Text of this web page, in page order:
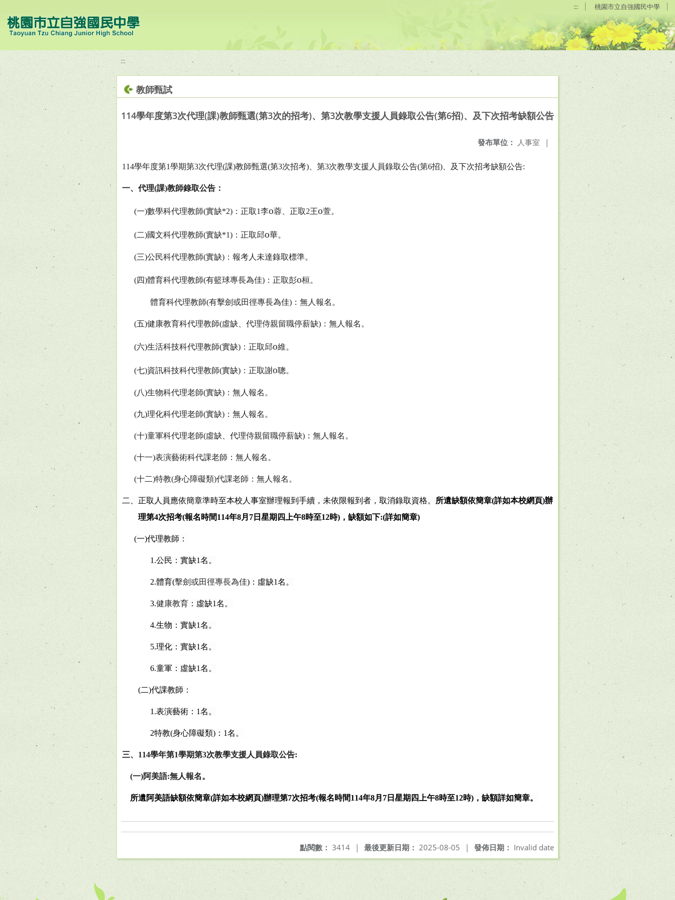
::: 桃園市立自強國民中學
:::
教師甄試
114學年度第3次代理(課)教師甄選(第3次的招考)、第3次教學支援人員錄取公告(第6招)、及下次招考缺額公告
發布單位： 人事室 |
114學年度第1學期第3次代理(課)教師甄選(第3次招考) 、第3次教學支援人員錄取公告(第6招) 、及下次招考缺額公告:
一、代理(課)教師錄取公告：
(一)數學科代理教師(實缺*2) ：正取1李o蓉、正取2王o萱。
(二)國文科代理教師(實缺*1) ：正取邱o華。
(三)公民科代理教師(實缺) ：報考人未達錄取標準。
(四)體育科代理教師(有籃球專長為佳) ：正取彭o桓。
體育科代理教師(有擊劍或田徑專長為佳) ：無人報名。
(五)健康教育科代理教師(虛缺、代理侍親留職停薪缺) ：無人報名。
(六)生活科技科代理教師(實缺) ：正取邱o維。
(七)資訊科技科代理教師(實缺) ：正取謝o聰。
(八)生物科代理老師(實缺) ：無人報名。
(九)理化科代理老師(實缺) ：無人報名。
(十)童軍科代理老師(虛缺、代理侍親留職停薪缺) ：無人報名。
(十一)表演藝術科代課老師：無人報名。
(十二)特教(身心障礙類)代課老師：無人報名。
二、正取人員應依簡章準時至本校人事室辦理報到手續，未依限報到者，取消錄取資格。 所遺缺額依簡章(詳如本校網頁)辦
理第4次招考(報名時間114年8月 7 日星期四上午8時至12時) ，缺額如下:(詳如簡章)
(一)代理教師：
1.公民：實缺1名。
2.體育(擊劍或田徑專長為佳) ：虛缺1名。
3.健康教育 ：虛缺1名。
4.生物：實缺1名。
5.理化：實缺1名。
6.童軍：虛缺1名。
(二)代課教師：
1.表演藝術： 1名。
2特教(身心障礙類) ： 1名。
三、 114學年第1學期第3次教學支援人員錄取公告:
(一)阿美語:無人報名。
所遺阿美語缺額依簡章(詳如本校網頁)辦理第7次招考(報名時間114年8月 7 日星期四上午8時至12時) ，缺額詳如簡章。
發佈日期： Invalid date
最後更新日期： 2025-08-05 |
點閱數： 3414 |